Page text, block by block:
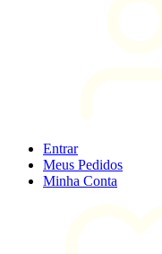
Entrar
Meus Pedidos
Minha Conta